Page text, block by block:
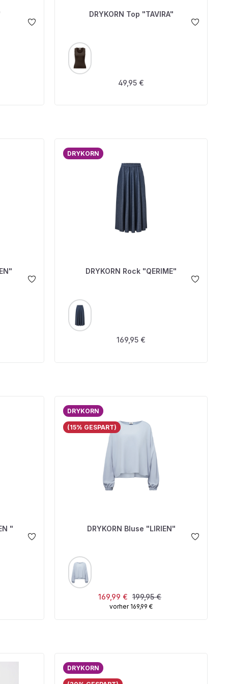
DRYKORN Top "TAVIRA"
FARBE
Regulärer Preis:
49,95 €
DRYKORN
DRYKORN Rock "QERIME"
FARBE
Regulärer Preis:
169,95 €
"
Preis:
DRYKORN
(15% GESPART)
DRYKORN Bluse "LIRIEN"
FARBE
Verkaufspreis:
169,99 € Regulärer Preis:
199,95 €
vorher 169,99 €
DRYKORN